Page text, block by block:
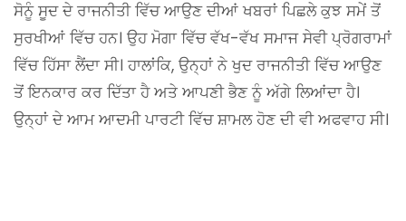
ਸੋਨੂੰ ਸੂਦ ਦੇ ਰਾਜਨੀਤੀ ਵਿੱਚ ਆਉਣ ਦੀਆਂ ਖਬਰਾਂ ਪਿਛਲੇ ਕੁਝ ਸਮੇਂ ਤੋਂ
ਸੁਰਖੀਆਂ ਵਿੱਚ ਹਨ। ਉਹ ਮੋਗਾ ਵਿੱਚ ਵੱਖ-ਵੱਖ ਸਮਾਜ ਸੇਵੀ ਪ੍ਰੋਗਰਾਮਾਂ
ਵਿੱਚ ਹਿੱਸਾ ਲੈਂਦਾ ਸੀ। ਹਾਲਾਂਕਿ, ਉਨ੍ਹਾਂ ਨੇ ਖੁਦ ਰਾਜਨੀਤੀ ਵਿੱਚ ਆਉਣ
ਤੋਂ ਇਨਕਾਰ ਕਰ ਦਿੱਤਾ ਹੈ ਅਤੇ ਆਪਣੀ ਭੈਣ ਨੂੰ ਅੱਗੇ ਲਿਆਂਦਾ ਹੈ।
ਉਨ੍ਹਾਂ ਦੇ ਆਮ ਆਦਮੀ ਪਾਰਟੀ ਵਿੱਚ ਸ਼ਾਮਲ ਹੋਣ ਦੀ ਵੀ ਅਫਵਾਹ ਸੀ।